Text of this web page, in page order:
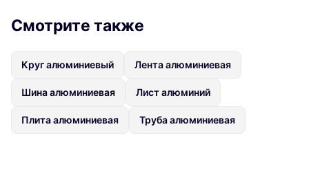
Смотрите также
Круг алюминиевый Лента алюминиевая
Шина алюминиевая Лист алюминий
Плита алюминиевая Труба алюминиевая